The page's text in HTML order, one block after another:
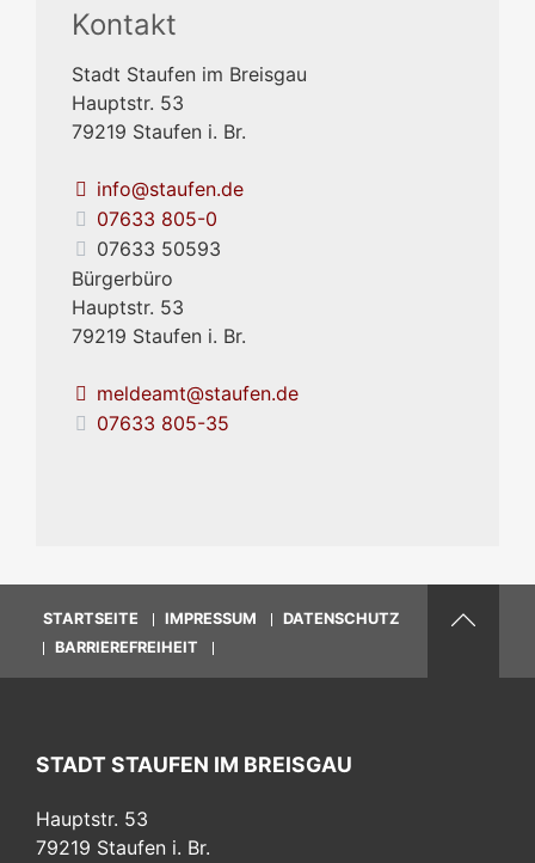
Kontakt
Stadt Staufen im Breisgau
Hauptstr. 53
79219 Staufen i. Br.
info@staufen.de
07633 805-0
07633 50593
Bürgerbüro
Hauptstr. 53
79219 Staufen i. Br.
meldeamt@staufen.de
07633 805-35
STARTSEITE IMPRESSUM
DATENSCHUTZ
BARRIEREFREIHEIT
STADT STAUFEN IM BREISGAU
Hauptstr. 53
79219 Staufen i. Br.